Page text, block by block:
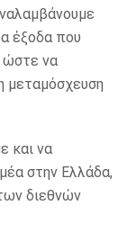
έξοδα που
ώστε να
μεταμόσχευση
και να
στην Ελλάδα,
διεθνών